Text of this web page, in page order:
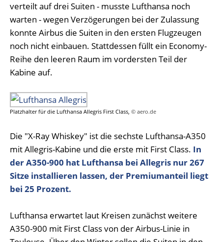
verteilt auf drei Suiten - musste Lufthansa noch
warten - wegen Verzögerungen bei der Zulassung
konnte Airbus die Suiten in den ersten Flugzeugen
noch nicht einbauen. Stattdessen füllt ein Economy-
Reihe den leeren Raum im vordersten Teil der
Kabine auf.
Platzhalter für die Lufthansa Allegris First Class, © aero.de
Die "X-Ray Whiskey" ist die sechste Lufthansa-A350
mit Allegris-Kabine und die erste mit First Class. In
der A350-900 hat Lufthansa bei Allegris nur 267
Sitze installieren lassen, der Premiumanteil liegt
bei 25 Prozent.
Lufthansa erwartet laut Kreisen zunächst weitere
A350-900 mit First Class von der Airbus-Linie in